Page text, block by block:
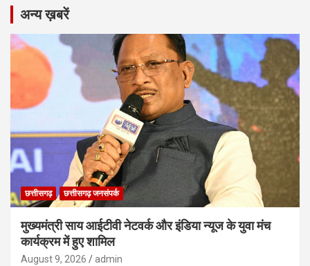
अन्य ख़बरें
छत्तीसगढ़ छत्तीसगढ़ जनसंपर्क
मुख्यमंत्री साय आईटीवी नेटवर्क और इंडिया न्यूज के युवा मंच
कार्यक्रम में हुए शामिल
August 9, 2026 admin